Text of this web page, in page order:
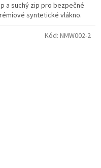
a suchý zip pro bezpečné
syntetické vlákno.
Kód: NMW002-2